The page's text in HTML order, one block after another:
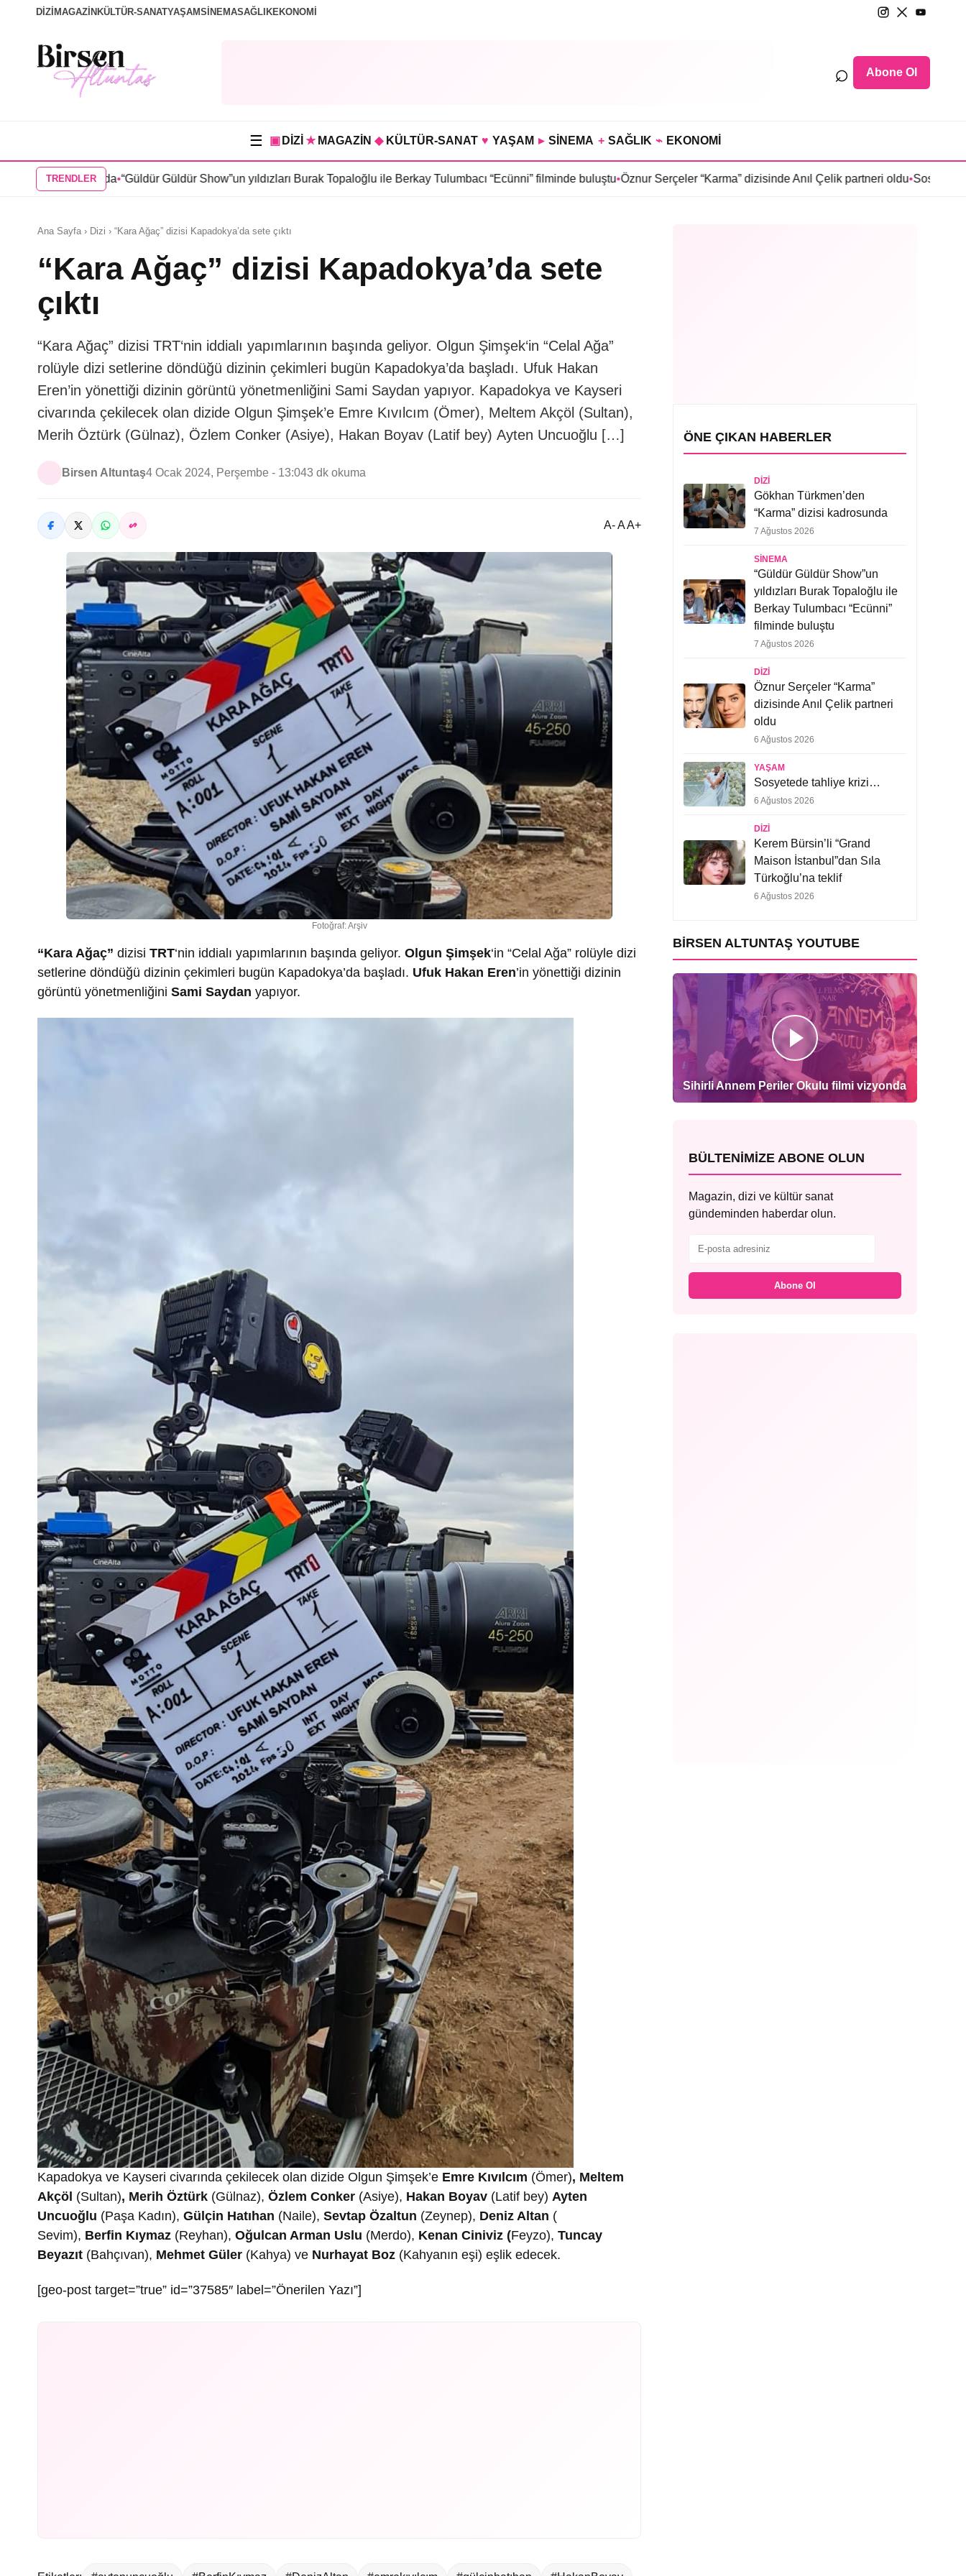
DİZİ MAGAZİN KÜLTÜR-SANATYAŞAMSİNEMASAĞLIKEKONOMİ
⌕ Abone Ol
☰ ▣ DİZİ ★ MAGAZİN ◆ KÜLTÜR-SANAT ♥ YAŞAM ▸ SİNEMA + SAĞLIK ⌁ EKONOMİ
TRENDLER
kadrosunda•“Güldür Güldür Show”un yıldızları Burak Topaloğlu ile Berkay Tulumbacı “Ecünni” filminde buluştu•Öznur Serçeler “Karma” dizisinde Anıl Çelik partneri oldu•Sosyetede tahliye
Ana Sayfa › Dizi › “Kara Ağaç” dizisi Kapadokya’da sete çıktı
“Kara Ağaç” dizisi Kapadokya’da sete
çıktı
“Kara Ağaç” dizisi TRT‘nin iddialı yapımlarının başında geliyor. Olgun Şimşek‘in “Celal Ağa”
rolüyle dizi setlerine döndüğü dizinin çekimleri bugün Kapadokya’da başladı. Ufuk Hakan
Eren’in yönettiği dizinin görüntü yönetmenliğini Sami Saydan yapıyor. Kapadokya ve Kayseri
civarında çekilecek olan dizide Olgun Şimşek’e Emre Kıvılcım (Ömer), Meltem Akçöl (Sultan),
Merih Öztürk (Gülnaz), Özlem Conker (Asiye), Hakan Boyav (Latif bey) Ayten Uncuoğlu […]
Birsen Altuntaş4 Ocak 2024, Perşembe - 13:043 dk okuma
A- A A+
Fotoğraf: Arşiv
“Kara Ağaç” dizisi TRT‘nin iddialı yapımlarının başında geliyor. Olgun Şimşek‘in “Celal Ağa” rolüyle dizi
setlerine döndüğü dizinin çekimleri bugün Kapadokya’da başladı. Ufuk Hakan Eren’in yönettiği dizinin
görüntü yönetmenliğini Sami Saydan yapıyor.
Kapadokya ve Kayseri civarında çekilecek olan dizide Olgun Şimşek’e Emre Kıvılcım (Ömer), Meltem
Akçöl (Sultan), Merih Öztürk (Gülnaz), Özlem Conker (Asiye), Hakan Boyav (Latif bey) Ayten
Uncuoğlu (Paşa Kadın), Gülçin Hatıhan (Naile), Sevtap Özaltun (Zeynep), Deniz Altan (
Sevim), Berfin Kıymaz (Reyhan), Oğulcan Arman Uslu (Merdo), Kenan Ciniviz (Feyzo), Tuncay
Beyazıt (Bahçıvan), Mehmet Güler (Kahya) ve Nurhayat Boz (Kahyanın eşi) eşlik edecek.
[geo-post target=”true” id=”37585″ label=”Önerilen Yazı”]
ÖNE ÇIKAN HABERLER
DIZI
Gökhan Türkmen’den
“Karma” dizisi kadrosunda
7 Ağustos 2026
SINEMA
“Güldür Güldür Show”un
yıldızları Burak Topaloğlu ile
Berkay Tulumbacı “Ecünni”
filminde buluştu
7 Ağustos 2026
DIZI
Öznur Serçeler “Karma”
dizisinde Anıl Çelik partneri
oldu
6 Ağustos 2026
YAŞAM
Sosyetede tahliye krizi…
6 Ağustos 2026
DIZI
Kerem Bürsin’li “Grand
Maison İstanbul”dan Sıla
Türkoğlu’na teklif
6 Ağustos 2026
BIRSEN ALTUNTAŞ YOUTUBE
Sihirli Annem Periler Okulu filmi vizyonda
BÜLTENIMIZE ABONE OLUN
Magazin, dizi ve kültür sanat
gündeminden haberdar olun.
Abone Ol